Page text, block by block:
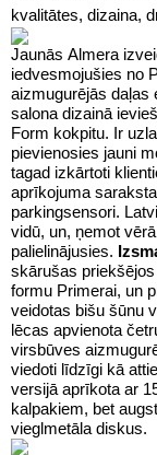
kvalitātes, dizaina,
Jaunās Almera
iedvesmojušies no
aizmugurējās daļas
salona dizainā
Form kokpitu. Ir
pievienosies jauni
tagad izkārtoti
aprīkojuma
parkingsensori.
vidū, un, ņemot
palielinājusies.
skārušas
formu Primerai, un
veidotas bišu šūnu
lēcas apvienota
virsbūves
viedoti līdzīgi kā
versijā aprīkota ar
kalpakiem, bet
vieglmetāla diskus.